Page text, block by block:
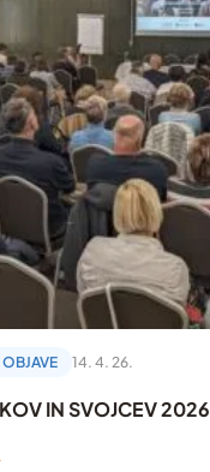
14. 4. 26.
IN SVOJCEV 2026